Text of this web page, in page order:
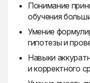
Понимание
обучения
Умение
гипотезы и
Навыки
и корректного